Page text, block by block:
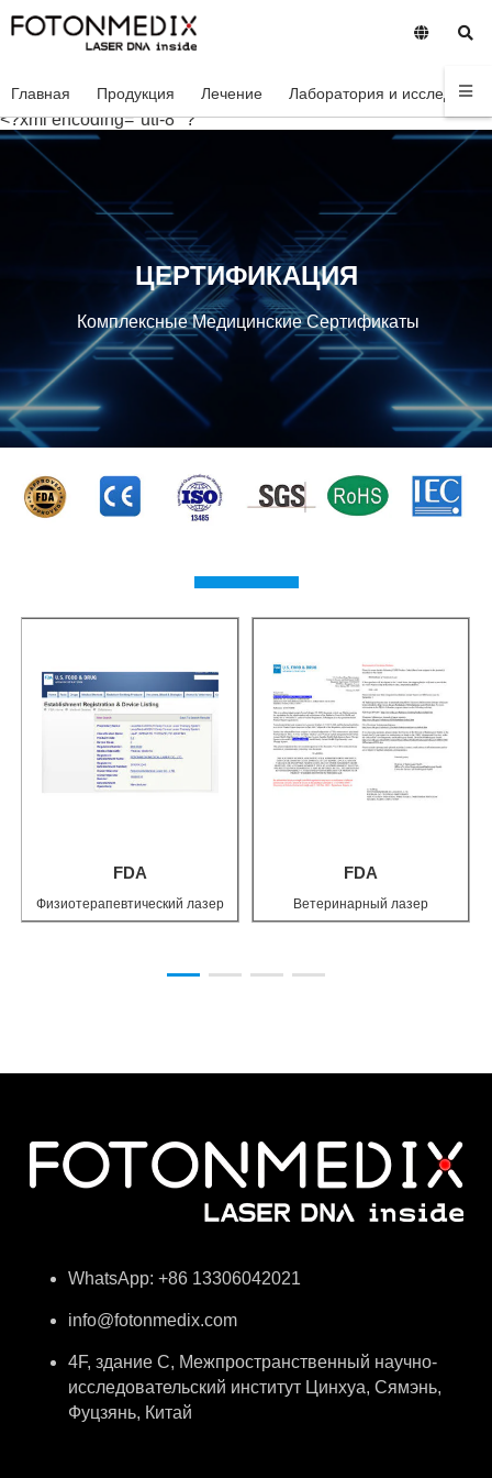
Главная Продукция Лечение Лаборатория и
<?xml encoding="utf-8" ?
ЦЕРТИФИКАЦИЯ
Комплексные Медицинские Сертификаты
FDA
Физиотерапевтический лазер
FDA
Ветеринарный лазер
WhatsApp: +86 13306042021
info@fotonmedix.com
4F, здание C, Межпространственный научно-
исследовательский институт Цинхуа, Сямэнь,
Фуцзянь, Китай